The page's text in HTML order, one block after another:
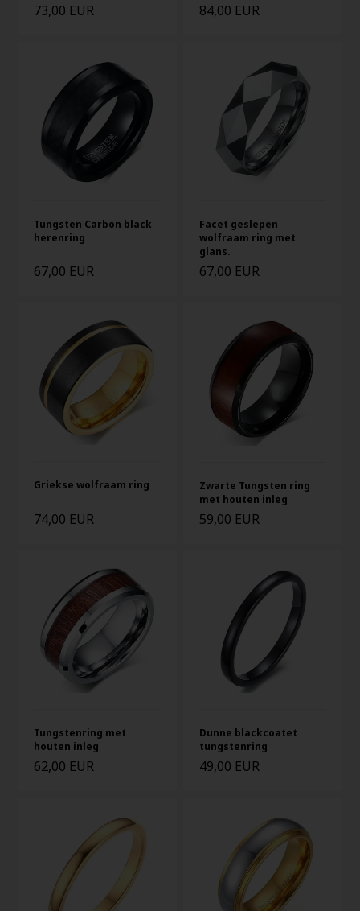
73,00 EUR 84,00 EUR
Tungsten Carbon black
herenring
67,00 EUR
Facet geslepen
wolfraam ring met
glans.
67,00 EUR
Griekse wolfraam ring
74,00 EUR
Zwarte Tungsten ring
met houten inleg
59,00 EUR
Tungstenring met
houten inleg
62,00 EUR
Dunne blackcoatet
tungstenring
49,00 EUR